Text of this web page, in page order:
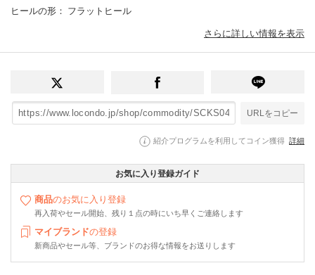
ヒールの形 ： フラットヒール
さらに詳しい情報を表示
URLをコピー
紹介プログラムを利用してコイン獲得 詳細
お気に入り登録ガイド
商品のお気に入り登録
再入荷やセール開始、残り１点の時にいち早くご連絡します
マイブランドの登録
新商品やセール等、ブランドのお得な情報をお送りします